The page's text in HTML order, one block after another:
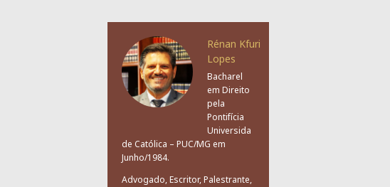
Rénan Kfuri
Lopes
Bacharel
em Direito
pela
Pontifícia
Universida
de Católica – PUC/MG em
Junho/1984.
Advogado, Escritor, Palestrante,